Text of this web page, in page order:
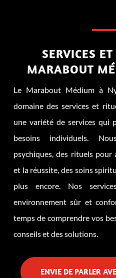
SERVICES
MARABOUT
Le Marabout Médium à
domaine des services et
une variété de services qui
besoins individuels.
psychiques, des rituels
et la réussite, des soins
plus encore. Nos
environnement sûr et
temps de comprendre vos
conseils et des solutions.
ENVIE DE PARLER